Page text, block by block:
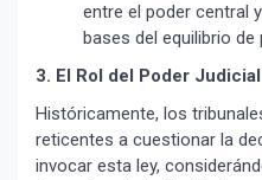
entre el poder central
bases del equilibrio de
3. El Rol del Poder
Históricamente, los
reticentes a cuestionar la
invocar esta ley,